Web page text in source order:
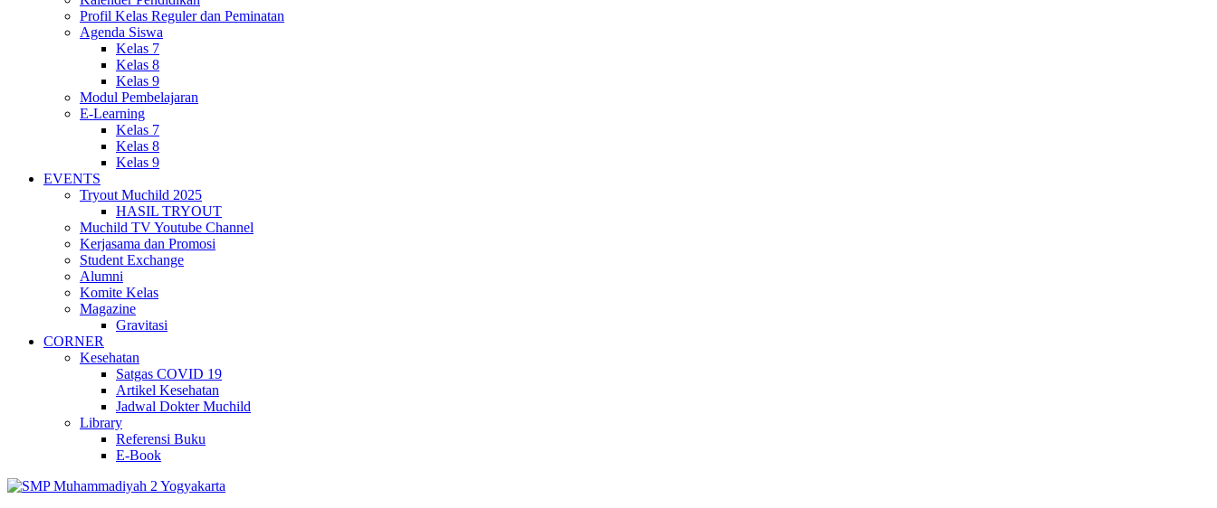
Profil Kelas Reguler dan Peminatan
Agenda Siswa
Kelas 7
Kelas 8
Kelas 9
Modul Pembelajaran
E-Learning
Kelas 7
Kelas 8
Kelas 9
EVENTS
Tryout Muchild 2025
HASIL TRYOUT
Muchild TV Youtube Channel
Kerjasama dan Promosi
Student Exchange
Alumni
Komite Kelas
Magazine
Gravitasi
CORNER
Kesehatan
Satgas COVID 19
Artikel Kesehatan
Jadwal Dokter Muchild
Library
Referensi Buku
E-Book